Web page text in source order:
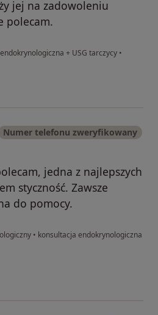
jej na zadowoleniu
polecam.
+ USG tarczycy •
Numer telefonu zweryfikowany
jedna z najlepszych
styczność. Zawsze
do pomocy.
• konsultacja endokrynologiczna